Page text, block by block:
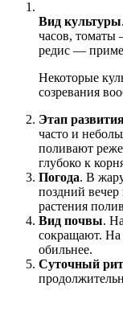
Вид культуры
часов, томаты
редис —
Некоторые
созревания
Этап
часто и
поливают
глубоко к
Погода. В
поздний
растения
Вид почвы.
сокращают. На
обильнее.
Суточный